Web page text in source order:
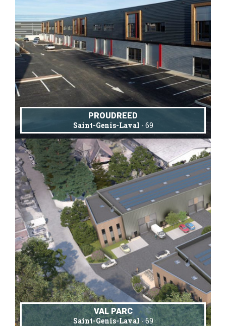
PROUDREED
Saint-Genis-Laval - 69
VAL PARC
Saint-Genis-Laval- 69